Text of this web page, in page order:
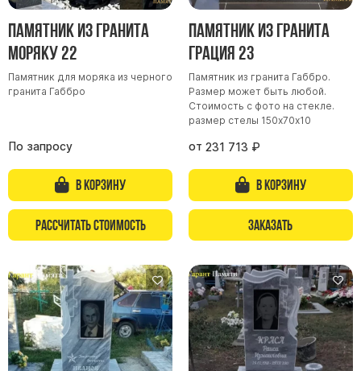
Памятники классические
Памятники книга
Памятники красивые
Памятники Православные
Памятники с колоннами
Памятники современные
Памятники стандартные
Памятники со свечей
Памятники в виде дерева
Памятники с лебедями
Памятники в форме волны
Памятник из гранита
Моряку 22
Памятник для моряка из черного
гранита Габбро
По запросу
В корзину
Рассчитать стоимость
Памятник из гранита
Грация 23
Памятник из гранита Габбро.
Размер может быть любой.
Стоимость с фото на стекле.
размер стелы 150х70х10
от 231 713 ₽
В корзину
Заказать